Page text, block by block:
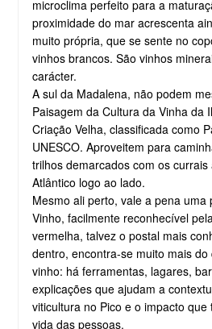
microclima perfeito para a
proximidade do mar acrescenta
muito própria, que se sente no
vinhos brancos. São vinhos
carácter.
A sul da Madalena, não podem
Paisagem da Cultura da Vinha da
Criação Velha, classificada como
UNESCO. Aproveitem para
trilhos demarcados com os
Atlântico logo ao lado.
Mesmo ali perto, vale a pena uma
Vinho, facilmente reconhecível
vermelha, talvez o postal mais
dentro, encontra-se muito mais do
vinho: há ferramentas, lagares,
explicações que ajudam a
viticultura no Pico e o impacto
vida das pessoas.